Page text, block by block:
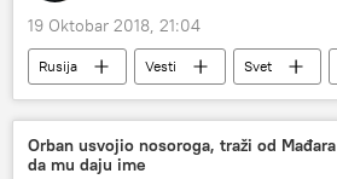
19 Oktobar 2018, 21:04
Rusija Vesti Svet
Pancir S1
Orban usvojio nosoroga, traži od Mađara
da mu daju ime